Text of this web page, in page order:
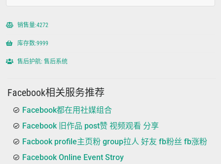
销售量:4272
库存数:9999
售后护航: 售后系统
Facebook相关服务推荐
Facebook都在用社媒组合
Facebook 旧作品 post赞 视频观看 分享
Facbook profile主页粉 group拉人 好友 fb粉丝 fb涨粉
Facebook Online Event Stroy